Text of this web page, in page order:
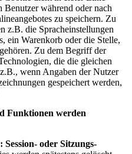
Benutzer während oder nach
zu speichern. Zu
z.B. die Spracheinstellungen
ein Warenkorb oder die Stelle,
Zu dem Begriff der
die die gleichen
wenn Angaben der Nutzer
gespeichert werden,
Funktionen werden
oder Sitzungs-